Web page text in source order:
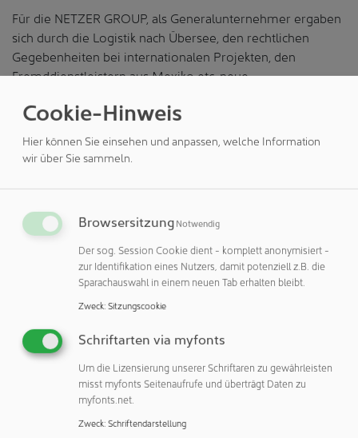
Für die NETZER GROUP, als Generalunternehmer ergaben
sich durch die Logistik nach Übersee, den rechtlichen
Gegebenheiten bei internationalen Projekten, den
Fremddienstleistern aus Mexiko etc. neue
All das brachte dem Unternehmen viel Erfahrung und viel
Anerkennung seitens des Kunden. Dieses umfassende
Know-How garantiert der NETZER GROUP eine führende
Die Hauptabsatzmärkte der NETZER GROUP liegen derzeit
in der DACH-Region und Lateinamerika. Mit der Planung
von eigenen Betriebsstätten in den wichtigsten
Weltmärkten wird die NETZER GROUP zum starken
Engineering-Partner – egal wo auf der Welt, egal ob für
die Pharma-, Elektronik-, Automobil- oder
Lebensmittelindustrie.
Was sind eigentlich ISO8-Reinräume?
Es gibt in Summe neun ISO-Klassen für Reinräume. ISO8
ISO8, dass pro Kubikmeter nur bis zu 3,5 Mio.
Cookie-Hinweis
Hier können Sie einsehen und anpassen, welche Information
wir über Sie sammeln.
Browsersitzung Notwendig
Der sog. Session Cookie dient - komplett anonymisiert -
zur Identifikation eines Nutzers, damit potenziell z.B. die
Sparachauswahl in einem neuen Tab erhalten bleibt.
Zweck: Sitzungscookie
Schriftarten via myfonts
Um die Lizensierung unserer Schriftaren zu gewährleisten
misst myfonts Seitenaufrufe und überträgt Daten zu
myfonts.net.
Zweck: Schriftendarstellung